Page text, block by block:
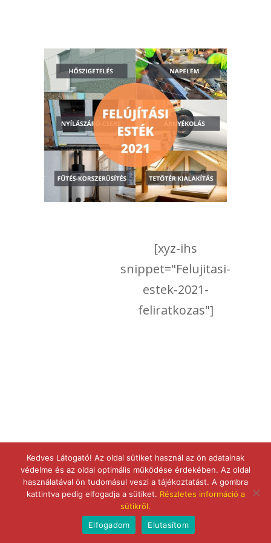
[xyz-ihs
snippet="Felujitasi-
estek-2021-
feliratkozas"]
Kedves Látogató! Az oldal sütiket használ az ön adatainak
védelme és az oldal optimális működése érdekében. Az oldal
használatával ön tudomásul veszi a tájékoztatást. A gombra
kattintva pedig elfogadja a sütiket. Részletes információ a
sütikről.
Elfogadom
Elutasítom